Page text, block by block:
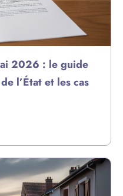
2026 : le guide
l’État et les cas